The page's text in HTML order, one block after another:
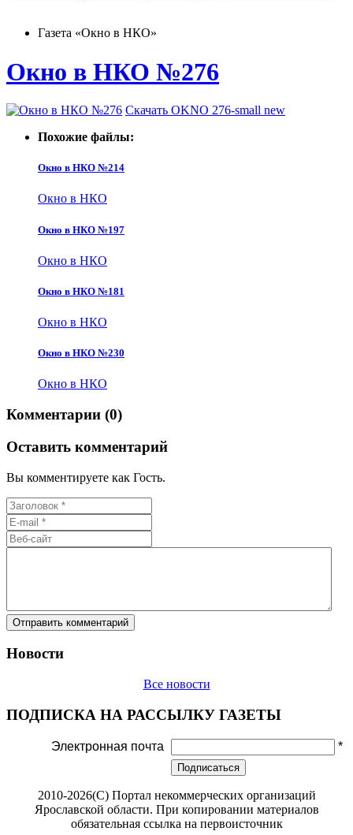
Газета «Окно в НКО»
Окно в НКО №276
Скачать OKNO 276-small new
Похожие файлы:
Окно в НКО №214
Окно в НКО
Окно в НКО №197
Окно в НКО
Окно в НКО №181
Окно в НКО
Окно в НКО №230
Окно в НКО
Комментарии (0)
Оставить комментарий
Вы комментируете как Гость.
Новости
Все новости
ПОДПИСКА НА РАССЫЛКУ ГАЗЕТЫ
Электронная почта *
Подписаться
2010-2026(С) Портал некоммерческих организаций
Ярославской области. При копировании материалов
обязательная ссылка на первоисточник